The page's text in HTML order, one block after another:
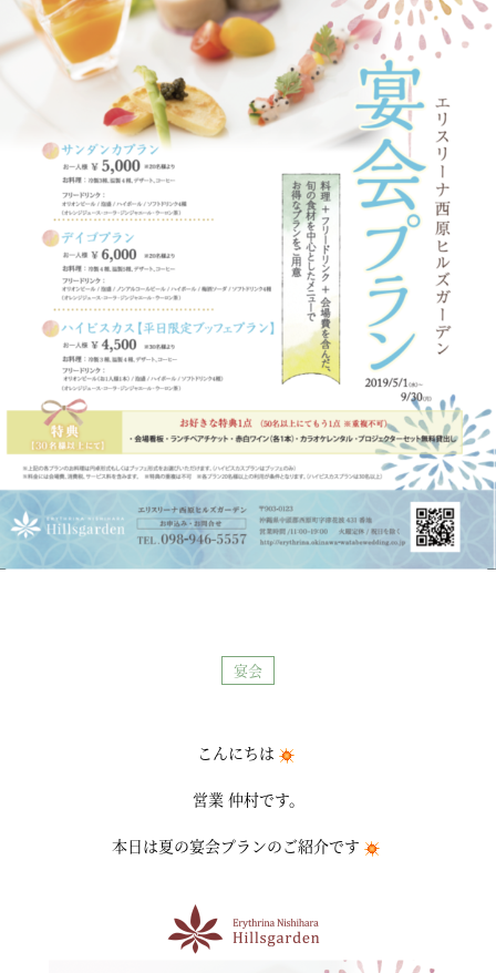
宴会
こんにちは
営業 仲村です。
本日は夏の宴会プランのご紹介です